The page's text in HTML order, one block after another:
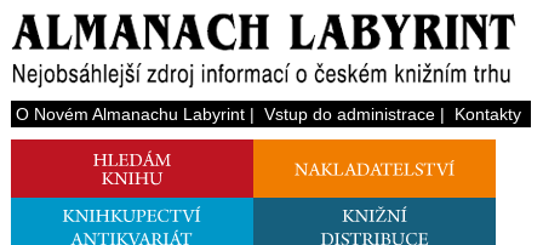
O Novém Almanachu Labyrint| Vstup do administrace| Kontakty